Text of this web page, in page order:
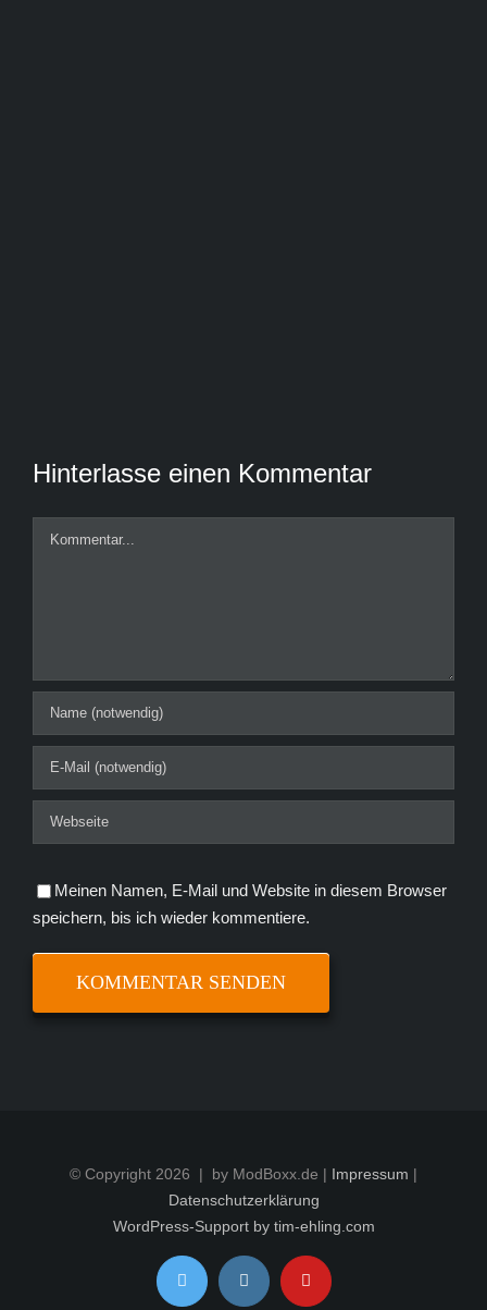
Hinterlasse einen Kommentar
Kommentar
Meinen Namen, E-Mail und Website in diesem Browser
speichern, bis ich wieder kommentiere.
© Copyright 2026 | by ModBoxx.de | Impressum |
Datenschutzerklärung
WordPress-Support by tim-ehling.com
Twitter InstagramYouTube